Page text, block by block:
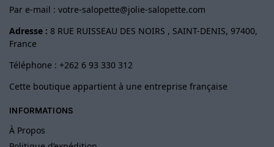
Par e-mail : votre-salopette@jolie-salopette.com
Adresse : 8 RUE RUISSEAU DES NOIRS , SAINT-DENIS, 97400,
France
Téléphone : +262 6 93 330 312
Cette boutique appartient à une entreprise française
INFORMATIONS
À Propos